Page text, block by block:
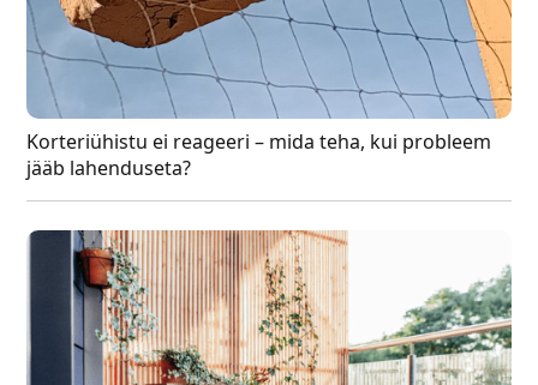
Korteriühistu ei reageeri – mida teha, kui probleem
jääb lahenduseta?